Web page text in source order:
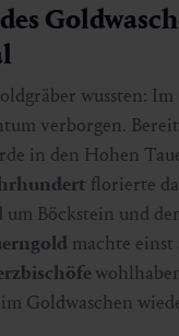
wussten:
verborgen.
in den Hohen
florierte
Böckstein und
machte einst
Goldwaschen